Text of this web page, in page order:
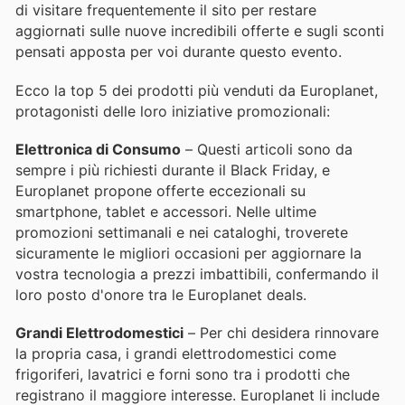
di visitare frequentemente il sito per restare
aggiornati sulle nuove incredibili offerte e sugli sconti
pensati apposta per voi durante questo evento.
Ecco la top 5 dei prodotti più venduti da Europlanet,
protagonisti delle loro iniziative promozionali:
Elettronica di Consumo – Questi articoli sono da
sempre i più richiesti durante il Black Friday, e
Europlanet propone offerte eccezionali su
smartphone, tablet e accessori. Nelle ultime
promozioni settimanali e nei cataloghi, troverete
sicuramente le migliori occasioni per aggiornare la
vostra tecnologia a prezzi imbattibili, confermando il
loro posto d'onore tra le Europlanet deals.
Grandi Elettrodomestici – Per chi desidera rinnovare
la propria casa, i grandi elettrodomestici come
frigoriferi, lavatrici e forni sono tra i prodotti che
registrano il maggiore interesse. Europlanet li include